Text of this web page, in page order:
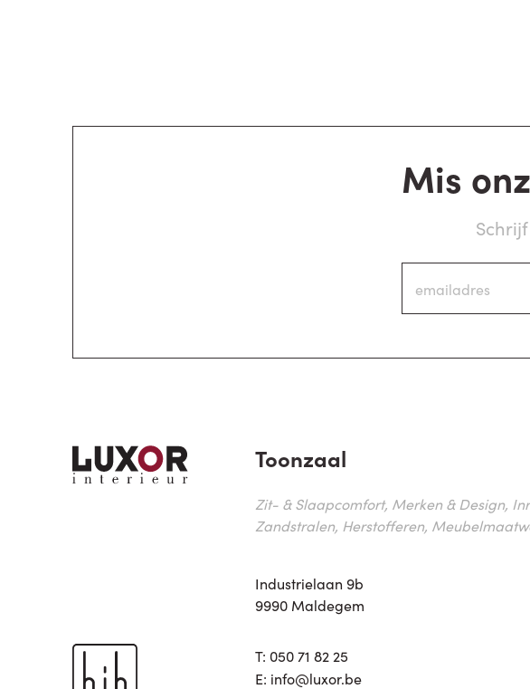
Mis
Toonzaal
Zit- & Slaapcomfort, Merken & Design,
Zandstralen, Herstofferen,
Industrielaan 9b
9990 Maldegem
T: 050 71 82 25
E: info@luxor.be